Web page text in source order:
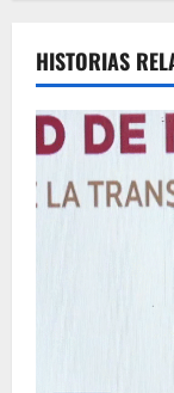
c
i
ó
n
HISTORIAS